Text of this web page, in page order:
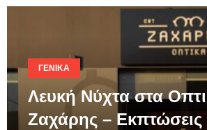
ΓΕΝΙΚΆ
Λευκή Νύχτα στα
Ζαχάρης – Εκπτώσεις